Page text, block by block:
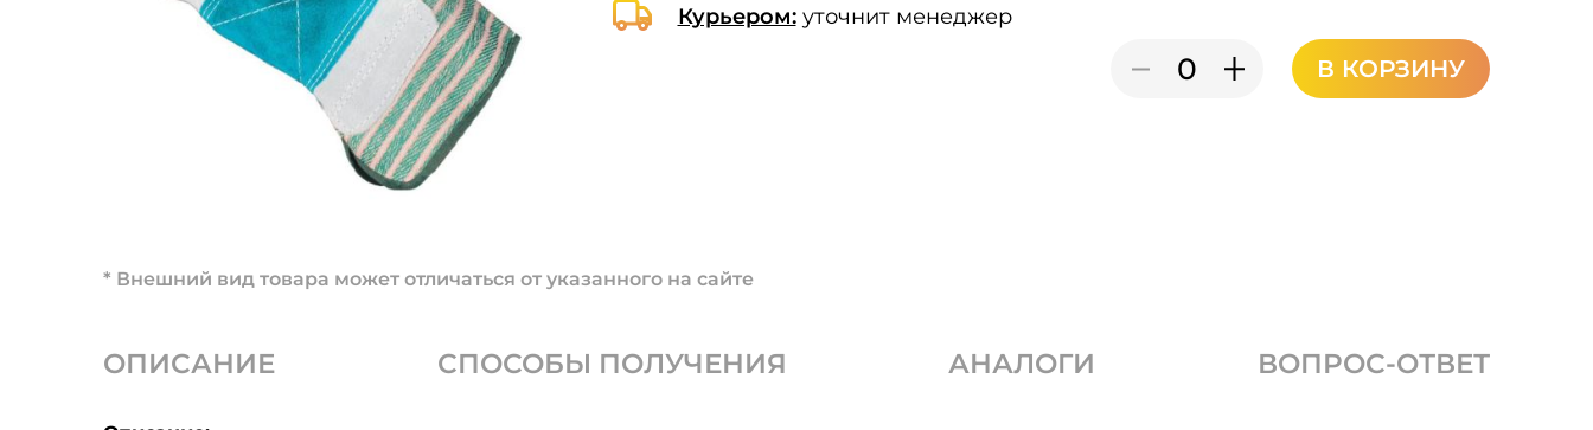
* Внешний вид товара может отличаться от указанного на сайте
Курьером:уточнит менеджер
В КОРЗИНУ
ОПИСАНИЕ СПОСОБЫ ПОЛУЧЕНИЯ АНАЛОГИ ВОПРОС-ОТВЕТ